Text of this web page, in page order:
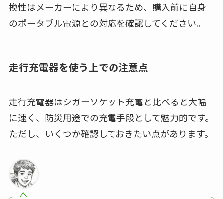
換性はメーカーにより異なるため、購入前に自身
のポータブル電源との対応を確認してください。
走行充電器を使う上での注意点
走行充電器はシガーソケット充電と比べると大幅
に速く、防災用途での充電手段として魅力的です。
ただし、いくつか確認しておきたい点があります。